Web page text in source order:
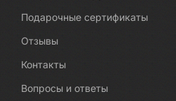
Подарочные сертификаты
Отзывы
Контакты
Вопросы и ответы